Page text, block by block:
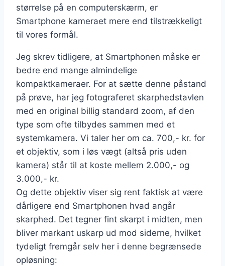
størrelse på en computerskærm, er
Smartphone kameraet mere end tilstrækkeligt
til vores formål.
Jeg skrev tidligere, at Smartphonen måske er
bedre end mange almindelige
kompaktkameraer. For at sætte denne påstand
på prøve, har jeg fotograferet skarphedstavlen
med en original billig standard zoom, af den
type som ofte tilbydes sammen med et
systemkamera. Vi taler her om ca. 700,- kr. for
et objektiv, som i løs vægt (altså pris uden
kamera) står til at koste mellem 2.000,- og
3.000,- kr.
Og dette objektiv viser sig rent faktisk at være
dårligere end Smartphonen hvad angår
skarphed. Det tegner fint skarpt i midten, men
bliver markant uskarp ud mod siderne, hvilket
tydeligt fremgår selv her i denne begrænsede
opløsning: